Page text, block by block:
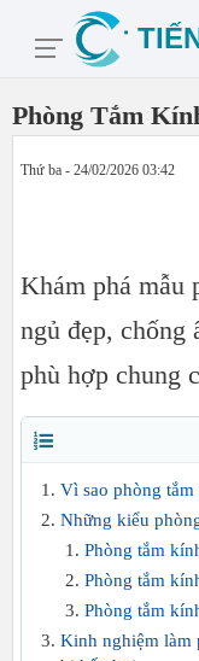
Phòng Tắm
Thứ ba - 24/02/2026 03:42
Khám phá mẫu
ngủ đẹp, chống
phù hợp chung
Vì sao phòng
Những kiểu
Phòng tắm
Phòng tắm
Phòng tắm
Kinh nghiệm làm